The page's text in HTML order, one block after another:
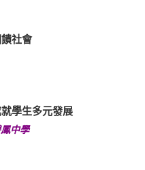
社會
學生多元發展
中學